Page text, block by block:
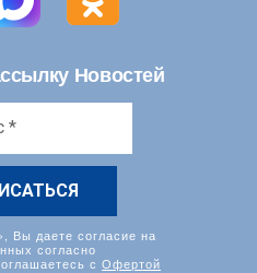
Новостей
Вы даете согласие на
согласно
с Офертой